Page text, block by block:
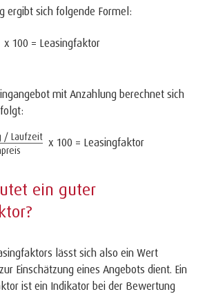
ergibt sich folgende Formel:
x 100 = Leasingfaktor
mit Anzahlung berechnet sich
/ Laufzeit x 100 = Leasingfaktor
ein guter
lässt sich also ein Wert
Einschätzung eines Angebots dient. Ein
ist ein Indikator bei der Bewertung